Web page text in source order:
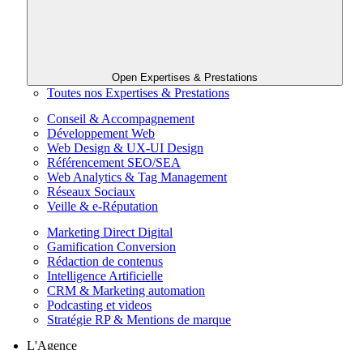
Open Expertises & Prestations
Toutes nos Expertises & Prestations
Conseil & Accompagnement
Développement Web
Web Design & UX-UI Design
Référencement SEO/SEA
Web Analytics & Tag Management
Réseaux Sociaux
Veille & e-Réputation
Marketing Direct Digital
Gamification Conversion
Rédaction de contenus
Intelligence Artificielle
CRM & Marketing automation
Podcasting et videos
Stratégie RP & Mentions de marque
L'Agence